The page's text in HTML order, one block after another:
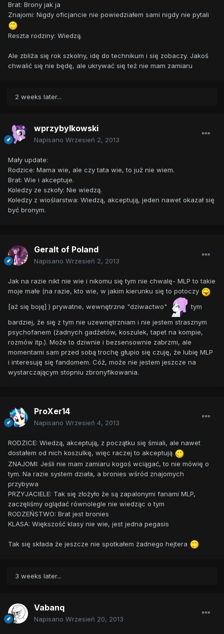
Brat: Brony jak ja
Znajomi: Nigdy oficjancie nie powiedziałem sami nigdy nie pytali
Reszta rodziny: Wiedzą.
Ale zbliża się rok szkolny, idę do technikum i się zobaczy. Jakoś
chwalić się nie będę, ale ukrywać się też nie mam zamiaru
2 weeks later...
wprzybylkowski
Napisano Wrzesień 2, 2013
Mały update:
Rodzice: Mama wie, ale czy tata wie, to już nie wiem.
Brat: Wie i akceptuje.
Koledzy ze szkoły: Nie wiedzą.
Koledzy z wioślarstwa: Wiedzą, akceptują, jeden nawet okazał się
być bronym.
Geralt of Poland
Napisano Wrzesień 2, 2013
Jak na razie nikt nie wie i nikomu się tym nie chwalę- MLP to takie
moje małe (na razie, kto wie, w jakim kierunku się to potoczy
[aż się boję] ) prywatne, wewnętrzne "dziwactwo"
tym
bardziej, że się z tym nie uzewnętrzniam i nie jestem strasznym
psychofanem (żadnych gadżetów, koszulek, tapet na kompie,
rozmów itp.). Może to dziwnie i bezsensownie zabrzmi, ale
momentami sam przed sobą trochę głupio się czuję, że lubię MLP
i interesuję się fandomem. Cóż, może nie jestem jeszcze na
wystarczającym stopniu zbronyfikowania.
ProXer14
Napisano Wrzesień 4, 2013
RODZICE: Wiedzą, akceptują, z początku się śmiali, ale nawet
dostałem od nich koszulkę, więc raczej to akceptują
ZNAJOMI: Jeśli nie mam zamiaru kogoś wciągać, to nie mówię o
tym. Na razie system działa, a bronies wśród znajomych
przybywa
PRZYJACIELE: Tak się złożyło że są zapalonymi fanami MLP,
zaczęliśmy oglądać równolegle nie wiedząc o tym
RODZEŃSTWO: Brat jest bronies
KLASA: Większość klasy nie wie, jest jedna pegasis
Tak się składa że jeszcze nie spotkałem żadnego hejtera
3 weeks later...
Vabanq
Napisano Wrzesień 20, 2013